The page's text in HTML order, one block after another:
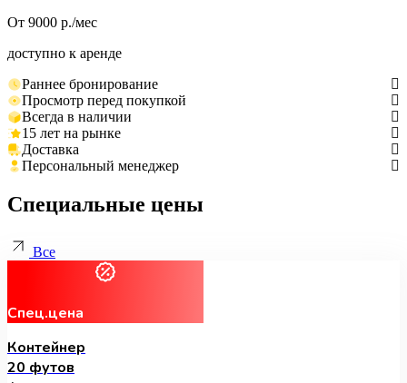
От 9000 р./мес
доступно к аренде
Раннее бронирование
Просмотр перед покупкой
Всегда в наличии
15 лет на рынке
Доставка
Персональный менеджер
Специальные цены
Все
Спец.цена
Контейнер
20 футов